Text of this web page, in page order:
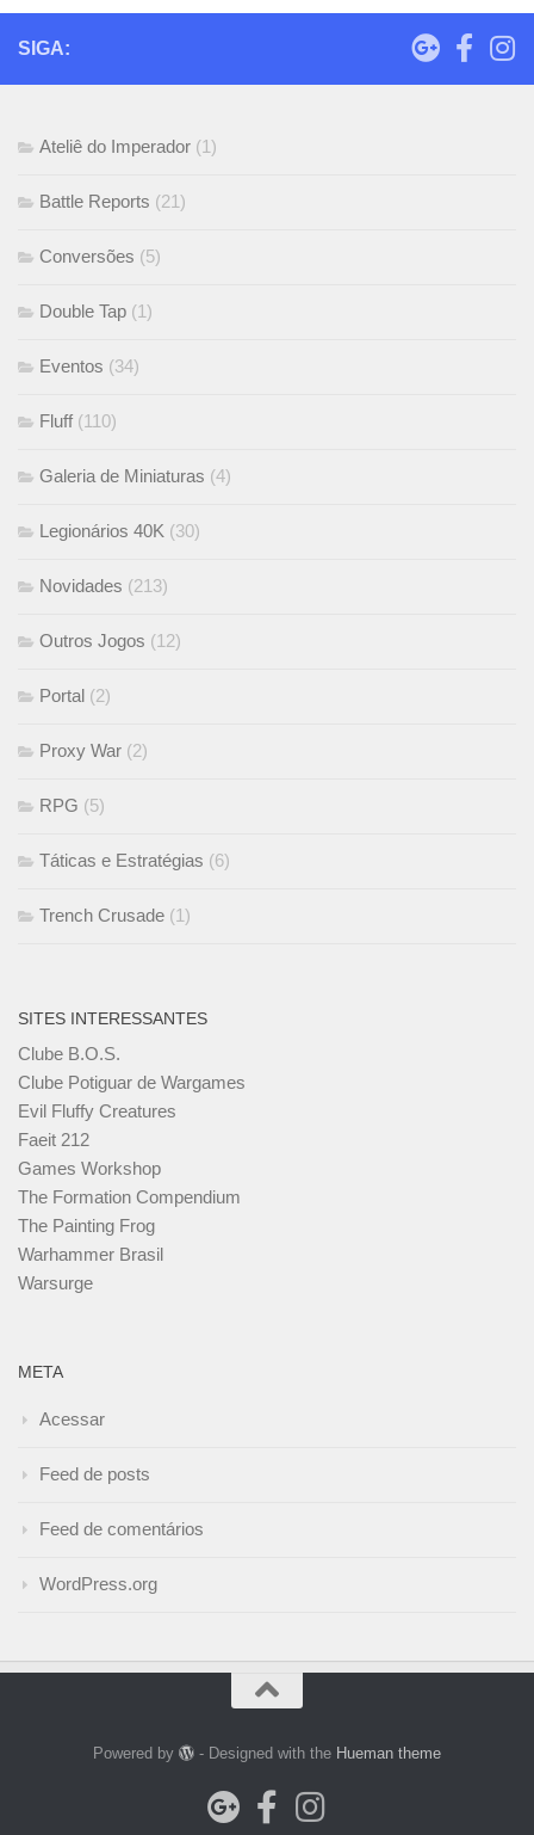
SIGA:
Ateliê do Imperador (1)
Battle Reports (21)
Conversões (5)
Double Tap (1)
Eventos (34)
Fluff (110)
Galeria de Miniaturas (4)
Legionários 40K (30)
Novidades (213)
Outros Jogos (12)
Portal (2)
Proxy War (2)
RPG (5)
Táticas e Estratégias (6)
Trench Crusade (1)
SITES INTERESSANTES
Clube B.O.S.
Clube Potiguar de Wargames
Evil Fluffy Creatures
Faeit 212
Games Workshop
The Formation Compendium
The Painting Frog
Warhammer Brasil
Warsurge
META
Acessar
Feed de posts
Feed de comentários
WordPress.org
Powered by - Designed with the Hueman theme